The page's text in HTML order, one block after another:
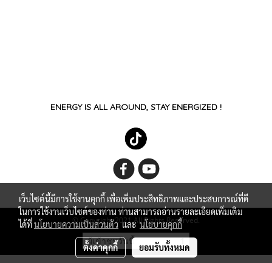
ENERGY IS ALL AROUND, STAY ENERGIZED !
© Copyright 2021 All Rights Reserved.
ผู้เข้าชมวันนี้ 1
เว็บไซต์นี้มีการใช้งานคุกกี้ เพื่อเพิ่มประสิทธิภาพและประสบการณ์ที่ดี
ในการใช้งานเว็บไซต์ของท่าน ท่านสามารถอ่านรายละเอียดเพิ่มเติม
ได้ที่นโยบายความเป็นส่วนตัวและนโยบายคุกกี้
ตั้งค่าคุกกี้ ยอมรับทั้งหมด